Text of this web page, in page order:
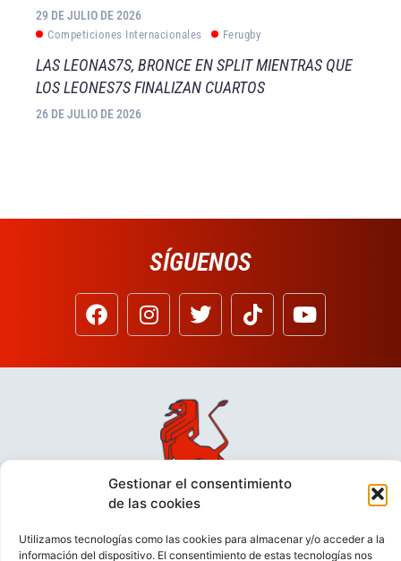
Gestionar el consentimiento
de las cookies
Utilizamos tecnologías como las cookies para almacenar y/o acceder a la
información del dispositivo. El consentimiento de estas tecnologías nos
29 DE JULIO DE 2026
Competiciones Internacionales Ferugby
LAS LEONAS7S, BRONCE EN SPLIT MIENTRAS QUE
LOS LEONES7S FINALIZAN CUARTOS
26 DE JULIO DE 2026
SÍGUENOS